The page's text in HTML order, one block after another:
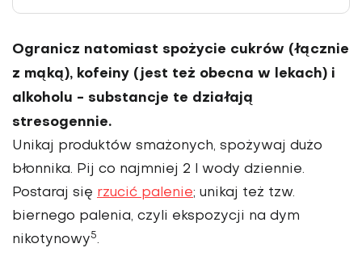
Ogranicz natomiast spożycie cukrów (łącznie
z mąką), kofeiny (jest też obecna w lekach) i
alkoholu - substancje te działają
stresogennie.
Unikaj produktów smażonych, spożywaj dużo
błonnika. Pij co najmniej 2 l wody dziennie.
Postaraj się rzucić palenie; unikaj też tzw.
biernego palenia, czyli ekspozycji na dym
nikotynowy5.